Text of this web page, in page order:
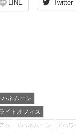
LINE Twitter
ハネムーン
イトオフィス
ム #ハネムーン #ハワ